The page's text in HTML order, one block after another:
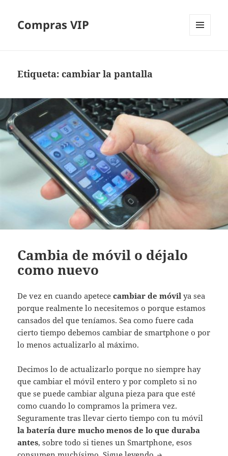
Compras VIP
Etiqueta:cambiar la pantalla
Cambia de móvil o déjalo
como nuevo
De vez en cuando apetececambiar de móvil ya sea
porque realmente lo necesitemos o porque estamos
cansados del que teníamos. Sea como fuere cada
cierto tiempo debemos cambiar de smartphone o por
lo menos actualizarlo al máximo.
Decimos lo de actualizarlo porque no siempre hay
que cambiar el móvil entero y por completo si no
que se puede cambiar alguna pieza para que esté
como cuando lo compramos la primera vez.
Seguramente tras llevar cierto tiempo con tu móvil
la batería dure mucho menos de lo que duraba
antes, sobre todo si tienes un Smartphone, esos
Cambia de móvil o